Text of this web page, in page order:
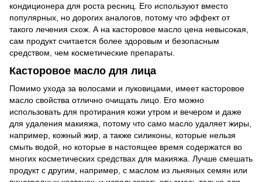
кондиционера для роста ресниц. Его используют вместо
популярных, но дорогих аналогов, потому что эффект от
такого лечения схож. А на касторовое масло цена невысокая,
сам продукт считается более здоровым и безопасным
средством, чем косметические препараты.
Касторовое масло для лица
Помимо ухода за волосами и луковицами, имеет касторовое
масло свойства отлично очищать лицо. Его можно
использовать для протирания кожи утром и вечером и даже
для удаления макияжа, потому что само масло удаляет жиры,
например, кожный жир, а также силиконы, которые нельзя
смыть водой, но которые в настоящее время содержатся во
многих косметических средствах для макияжа. Лучше смешать
продукт с другим, например, с маслом из льняных семян или